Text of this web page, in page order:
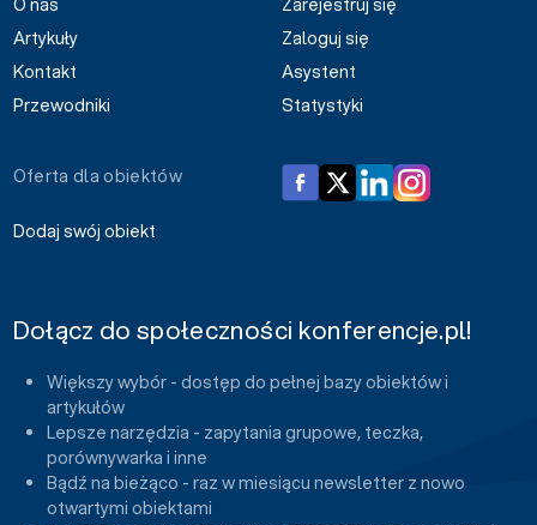
O nas
Artykuły
Kontakt
Przewodniki
Zarejestruj się
Zaloguj się
Asystent
Statystyki
Oferta dla obiektów
Dodaj swój obiekt
Dołącz do społeczności konferencje.pl!
Większy wybór - dostęp do pełnej bazy obiektów i
artykułów
Lepsze narzędzia - zapytania grupowe, teczka,
porównywarka i inne
Bądź na bieżąco - raz w miesiącu newsletter z nowo
otwartymi obiektami